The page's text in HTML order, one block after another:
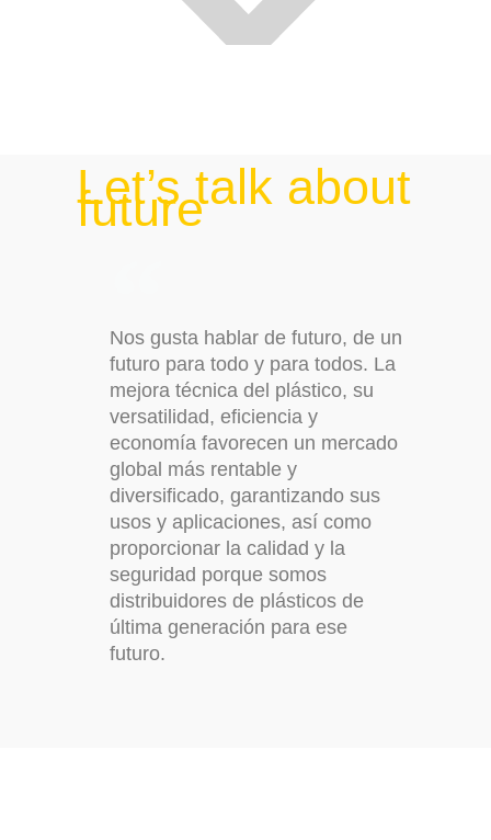
Let’s talk about
future
Nos gusta hablar de futuro, de un
futuro para todo y para todos. La
mejora técnica del plástico, su
versatilidad, eficiencia y
economía favorecen un mercado
global más rentable y
diversificado, garantizando sus
usos y aplicaciones, así como
proporcionar la calidad y la
seguridad porque somos
distribuidores de plásticos de
última generación para ese
futuro.